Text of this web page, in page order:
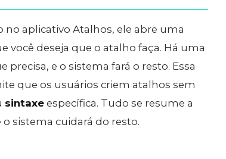
aplicativo Atalhos, ele abre uma
você deseja que o atalho faça. Há uma
e o sistema fará o resto. Essa
que os usuários criem atalhos sem
sintaxe específica. Tudo se resume a
sistema cuidará do resto.